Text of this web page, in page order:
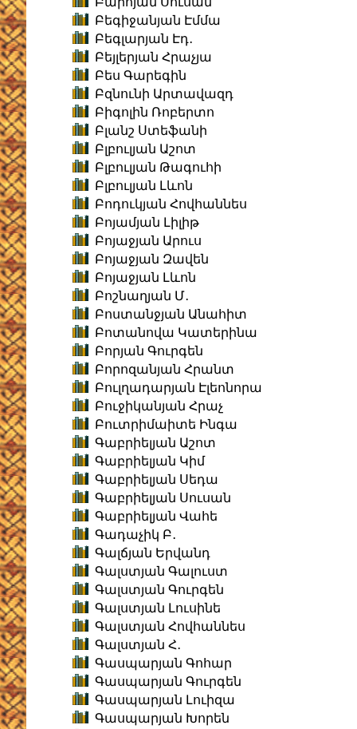
Բեգիջանյան Էմմա
Բեգլարյան Էդ․
Բեյլերյան Հրաչյա
Բես Գարեգին
Բզնունի Արտավազդ
Բիգոլին Ռոբերտո
Բլանշ Ստեֆանի
Բլբուլյան Աշոտ
Բլբուլյան Թագուհի
Բլբուլյան Լևոն
Բոդուկյան Հովհաննես
Բոյամյան Լիլիթ
Բոյաջյան Արուս
Բոյաջյան Զավեն
Բոյաջյան Լևոն
Բոշնաղյան Մ․
Բոստանջյան Անահիտ
Բոտանովա Կատերինա
Բորյան Գուրգեն
Բորոզանյան Հրանտ
Բուլղադարյան Էլեոնորա
Բուջիկանյան Հրաչ
Բուտրիմաիտե Ինգա
Գաբրիելյան Աշոտ
Գաբրիելյան Կիմ
Գաբրիելյան Սեդա
Գաբրիելյան Սուսան
Գաբրիելյան Վահե
Գադաչիկ Բ․
Գալճյան Երվանդ
Գալստյան Գալուստ
Գալստյան Գուրգեն
Գալստյան Լուսինե
Գալստյան Հովհաննես
Գալստյան Հ․
Գասպարյան Գոհար
Գասպարյան Գուրգեն
Գասպարյան Լուիզա
Գասպարյան Խորեն